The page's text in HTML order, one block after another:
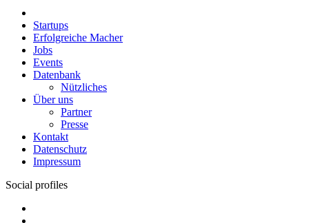
Startups
Erfolgreiche Macher
Jobs
Events
Datenbank
Nützliches
Über uns
Partner
Presse
Kontakt
Datenschutz
Impressum
Social profiles